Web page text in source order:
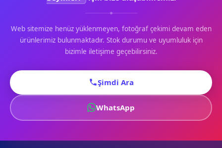
Web sitemize henüz yüklenmeyen, fotoğraf çekimi devam eden
ürünlerimiz bulunmaktadır. Stok durumu ve uyumluluk için
bizimle iletişime geçebilirsiniz.
Şimdi Ara
WhatsApp